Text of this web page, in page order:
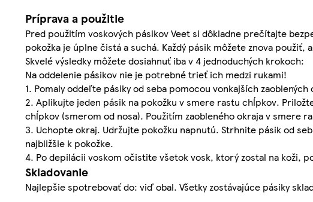
Príprava a použitie
Pred použitím voskových pásikov Veet si dôkladne prečítajte
pokožka je úplne čistá a suchá. Každý pásik môžete znova
Skvelé výsledky môžete dosiahnuť iba v 4 jednoduchých krokoch:
Na oddelenie pásikov nie je potrebné trieť ich medzi rukami!
1. Pomaly oddeľte pásiky od seba pomocou vonkajších zaoblených
2. Aplikujte jeden pásik na pokožku v smere rastu chĺpkov.
chĺpkov (smerom od nosa). Použitím zaobleného okraja v smere
3. Uchopte okraj. Udržujte pokožku napnutú. Strhnite pásik od
najbližšie k pokožke.
4. Po depilácii voskom očistite všetok vosk, ktorý zostal na koži,
Skladovanie
Najlepšie spotrebovať do: viď obal. Všetky zostávajúce pásiky